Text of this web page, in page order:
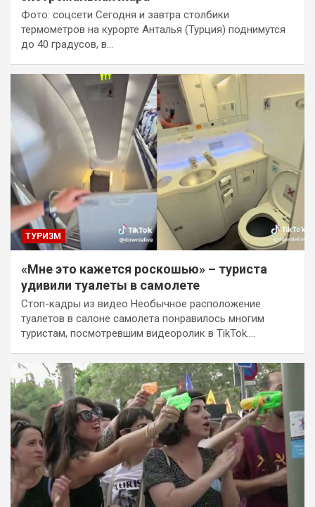
Фото: соцсети Сегодня и завтра столбики
термометров на курорте Анталья (Турция) поднимутся
до 40 градусов, в…
ТУРИЗМ
«Мне это кажется роскошью» – туриста
удивили туалеты в самолете
Стоп-кадры из видео Необычное расположение
туалетов в салоне самолета понравилось многим
туристам, посмотревшим видеоролик в TikTok.…